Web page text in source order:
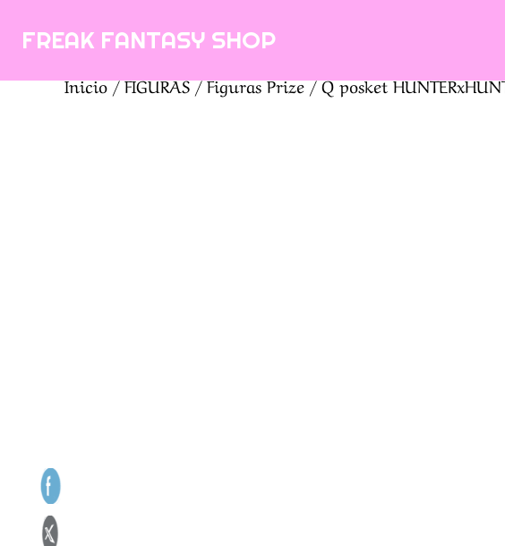
contenido
FREAK FANTASY SHOP
Inicio/FIGURAS/Figuras Prize/ Q posket